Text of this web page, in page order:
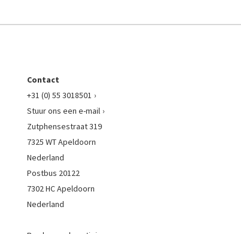
Contact
+31 (0) 55 3018501
Stuur ons een e-mail
Zutphensestraat 319
7325 WT Apeldoorn
Nederland
Postbus 20122
7302 HC Apeldoorn
Nederland